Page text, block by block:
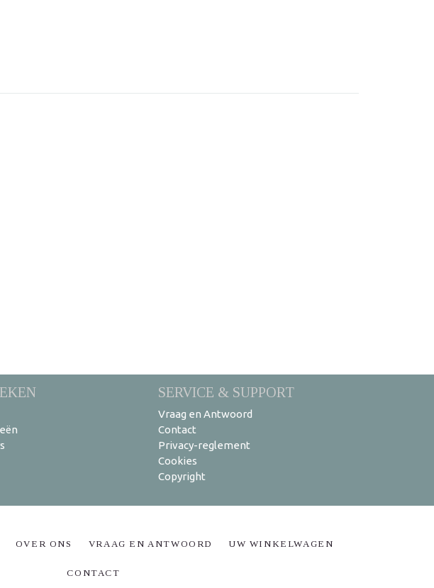
SERVICE & SUPPORT
Vraag en Antwoord
Contact
Privacy-reglement
Cookies
Copyright
OVER ONS VRAAG EN ANTWOORD UW WINKELWAGEN
CONTACT